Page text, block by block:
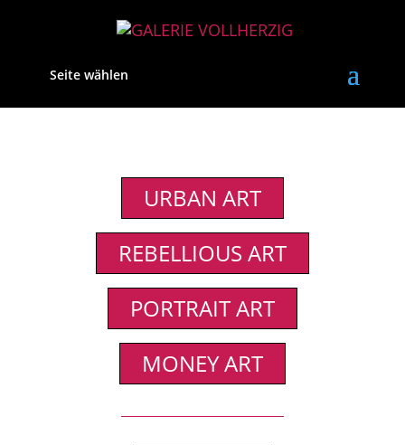
Seite wählen
URBAN ART
REBELLIOUS ART
PORTRAIT ART
MONEY ART